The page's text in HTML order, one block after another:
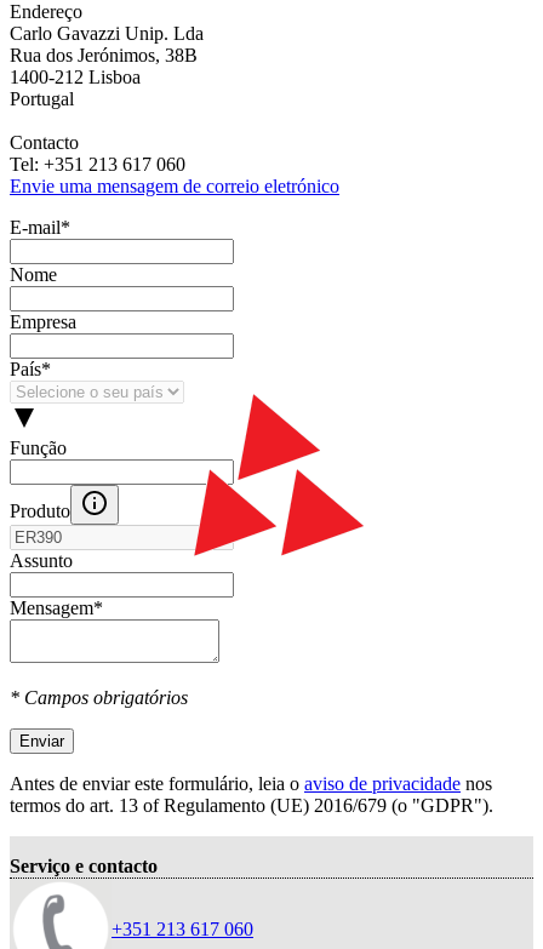
Endereço
Carlo Gavazzi Unip. Lda
Rua dos Jerónimos, 38B
1400-212 Lisboa
Portugal
Contacto
Tel: +351 213 617 060
Envie uma mensagem de correio eletrónico
E‑mail*
Nome
Empresa
País*
Função
Produto
Assunto
Mensagem*
* Campos obrigatórios
Enviar
Antes de enviar este formulário, leia o aviso de privacidade nos
termos do art. 13 оf Regulamento (UE) 2016/679 (o "GDPR").
Serviço e contacto
+351 213 617 060